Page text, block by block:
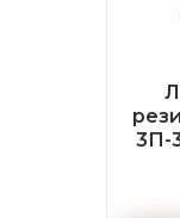
3П-